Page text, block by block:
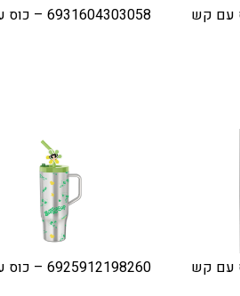
6931604303058 – כוס עם קש
6925912198260 – כוס עם קש